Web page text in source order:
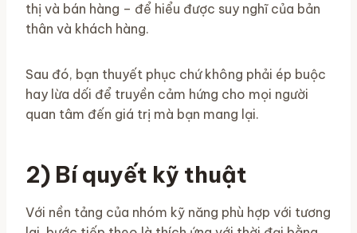
thị và bán hàng – để hiểu được suy nghĩ của bản
thân và khách hàng.
Sau đó, bạn thuyết phục chứ không phải ép buộc
hay lừa dối để truyền cảm hứng cho mọi người
quan tâm đến giá trị mà bạn mang lại.
2) Bí quyết kỹ thuật
Với nền tảng của nhóm kỹ năng phù hợp với tương